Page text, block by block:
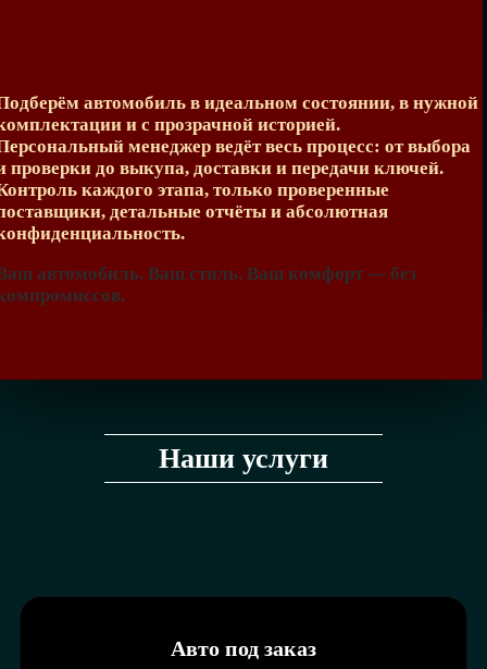
автомобиль в идеальном состоянии, в нужной
и с прозрачной историей.
менеджер ведёт весь процесс: от выбора
проверки до выкупа, доставки и передачи ключей.
каждого этапа, только проверенные
детальные отчёты и абсолютная
автомобиль. Ваш стиль. Ваш комфорт — без
Наши услуги
Авто под заказ